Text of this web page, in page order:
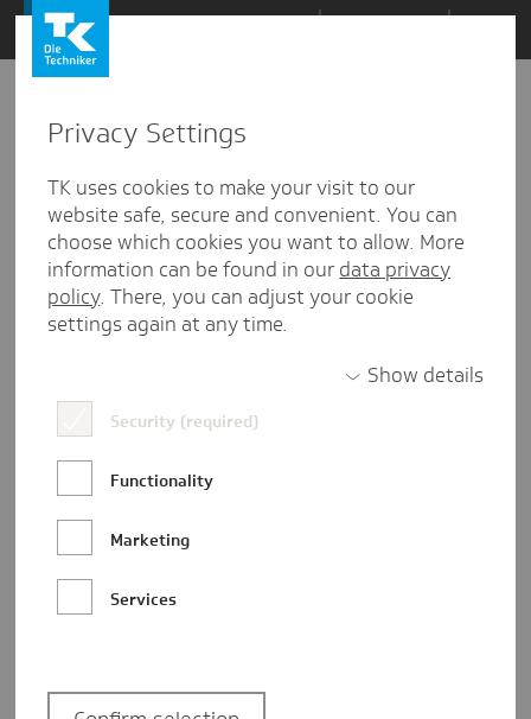
Zum
Inhalt
springen
den
Kommentaren
Privacy Settings
TK uses cookies to make your visit to our
website safe, secure and convenient. You can
choose which cookies you want to allow. More
information can be found in our data privacy
policy. There, you can adjust your cookie
settings again at any time.
Show details
Security (required)
Functionality
Marketing
Services